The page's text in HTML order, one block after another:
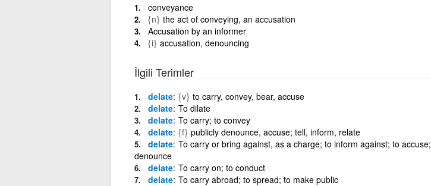
conveyance
{n} the act of conveying, an accusation
Accusation by an informer
{i} accusation, denouncing
İlgili Terimler
delate {v} to carry, convey, bear, accuse
delate To dilate
delate To carry; to convey
delate {f} publicly denounce, accuse; tell, inform, relate
delate To carry or bring against, as a charge; to inform against; to
denounce
delate To carry on; to conduct
delate To carry abroad; to spread; to make public